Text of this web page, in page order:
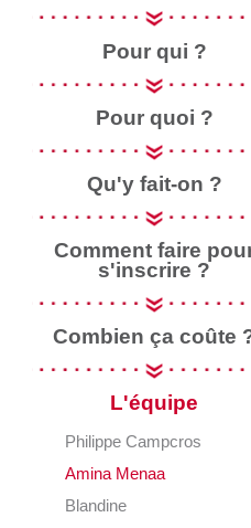
Pour qui ?
Pour quoi ?
Qu'y fait-on ?
Comment faire
s'inscrire ?
Combien ça coûte
L'équipe
Philippe Campcros
Amina Menaa
Blandine